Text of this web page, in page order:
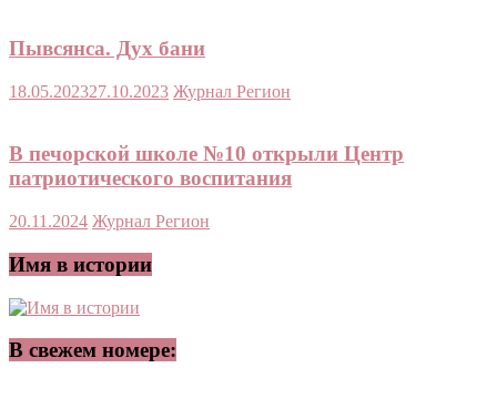
Пывсянса. Дух бани
18.05.202327.10.2023 Журнал Регион
В печорской школе №10 открыли Центр
патриотического воспитания
20.11.2024 Журнал Регион
Имя в истории
В свежем номере: